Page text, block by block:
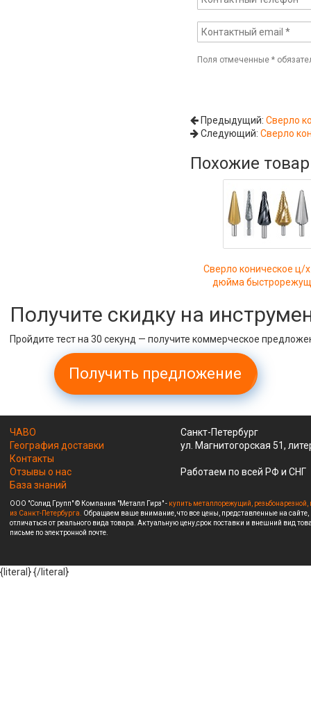
Поля отмеченные*
Предыдущий:Сверло
Следующий:Сверло
Похожие
Сверло коническое ц/
дюйма
Получите скидку на
Пройдите тест на 30 секунд — получите коммерческое
Получить предложение
ЧАВО
География доставки
Контакты
Отзывы о нас
База знаний
Санкт-Петербург
ул. Магнитогорская 51,
Работаем по всей РФ и СНГ
ООО "Солид Групп" © Компания "Металл Гирз" - купить металлорежущий,
из Санкт-Петербурга. Обращаем ваше внимание, что все цены, представленные на
отличаться от реального вида товара. Актуальную цену,срок поставки и внешний вид
письме по электронной почте.
{literal}{/literal}